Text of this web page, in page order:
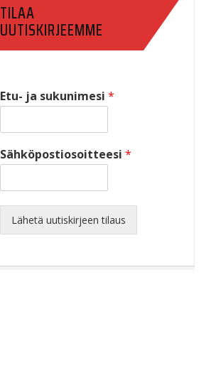
TILAA
UUTISKIRJEEMME
Etu- ja sukunimesi *
Sähköpostiosoitteesi *
Lähetä uutiskirjeen tilaus